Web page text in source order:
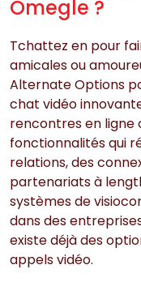
Omegle ?
Tchattez en pour
amicales ou
Alternate Options
chat vidéo
rencontres en
fonctionnalités qui
relations, des
partenariats à
systèmes de
dans des
existe déjà des
appels vidéo.